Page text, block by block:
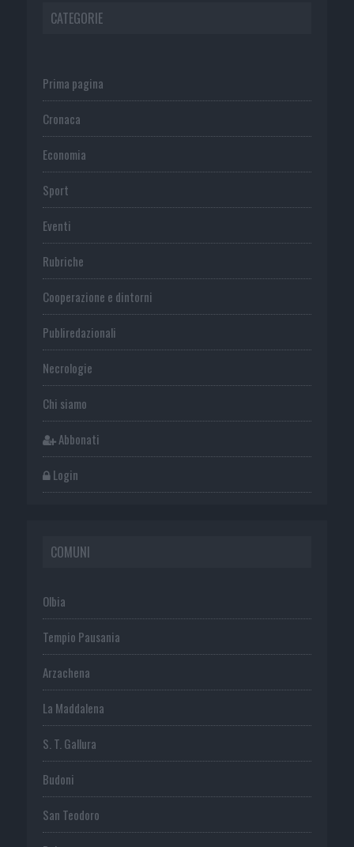
CATEGORIE
Prima pagina
Cronaca
Economia
Sport
Eventi
Rubriche
Cooperazione e dintorni
Publiredazionali
Necrologie
Chi siamo
Abbonati
Login
COMUNI
Olbia
Tempio Pausania
Arzachena
La Maddalena
S. T. Gallura
Budoni
San Teodoro